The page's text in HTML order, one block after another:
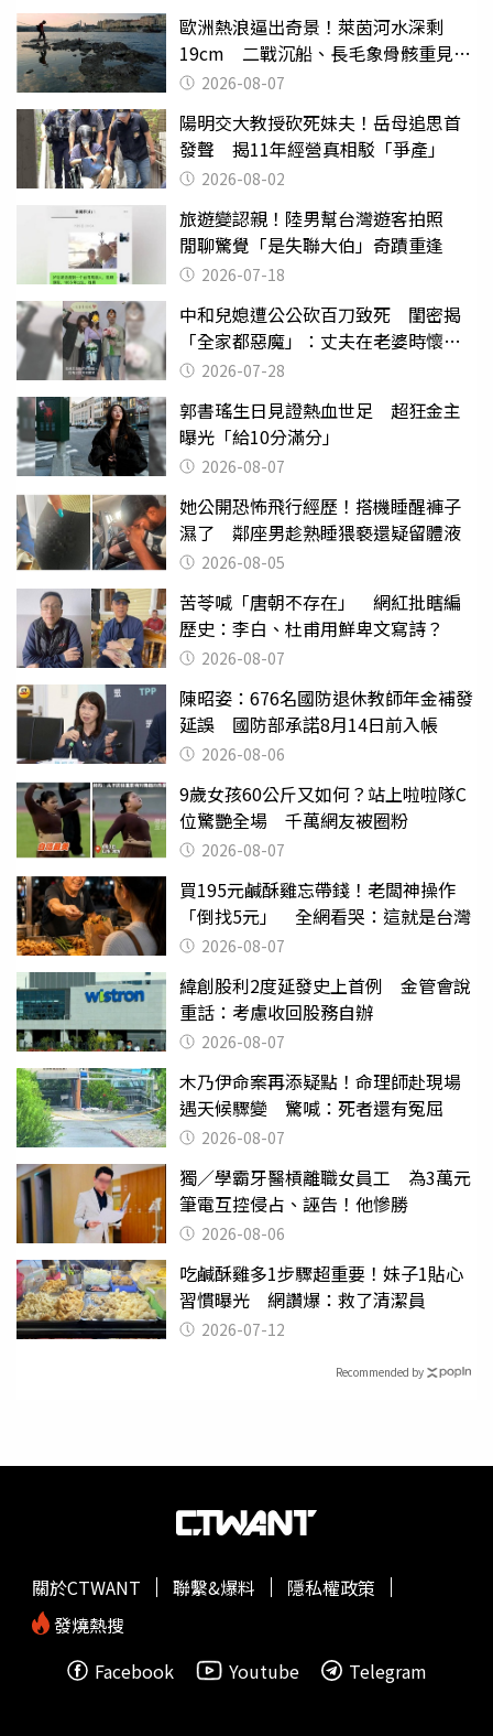
歐洲熱浪逼出奇景！萊茵河水深剩
19cm 二戰沉船、長毛象骨骸重見天
日 2026-08-07
陽明交大教授砍死妹夫！岳母追思首
發聲 揭11年經營真相駁「爭產」
2026-08-02
旅遊變認親！陸男幫台灣遊客拍照
閒聊驚覺「是失聯大伯」奇蹟重逢
2026-07-18
中和兒媳遭公公砍百刀致死 閨密揭
「全家都惡魔」：丈夫在老婆時懷孕
摔東西
2026-07-28
郭書瑤生日見證熱血世足 超狂金主
曝光「給10分滿分」
2026-08-07
她公開恐怖飛行經歷！搭機睡醒褲子
濕了 鄰座男趁熟睡猥褻還疑留體液
2026-08-05
苦苓喊「唐朝不存在」 網紅批瞎編
歷史：李白、杜甫用鮮卑文寫詩？
2026-08-07
陳昭姿：676名國防退休教師年金補發
延誤 國防部承諾8月14日前入帳
2026-08-06
9歲女孩60公斤又如何？站上啦啦隊C
位驚艷全場 千萬網友被圈粉
2026-08-07
買195元鹹酥雞忘帶錢！老闆神操作
「倒找5元」 全網看哭：這就是台灣
2026-08-07
緯創股利2度延發史上首例 金管會說
重話：考慮收回股務自辦
2026-08-07
木乃伊命案再添疑點！命理師赴現場
遇天候驟變 驚喊：死者還有冤屈
2026-08-07
獨／學霸牙醫槓離職女員工 為3萬元
筆電互控侵占、誣告！他慘勝
2026-08-06
吃鹹酥雞多1步驟超重要！妹子1貼心
習慣曝光 網讚爆：救了清潔員
2026-07-12
Recommended by
關於CTWANT 聯繫&爆料
隱私權政策
發燒熱搜
Facebook
Youtube Telegram